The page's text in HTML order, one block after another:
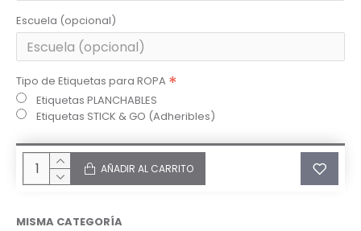
Escuela (opcional)
Tipo de Etiquetas para ROPA
Etiquetas PLANCHABLES
Etiquetas STICK & GO (Adheribles)
AÑADIR AL CARRITO
MISMA CATEGORÍA